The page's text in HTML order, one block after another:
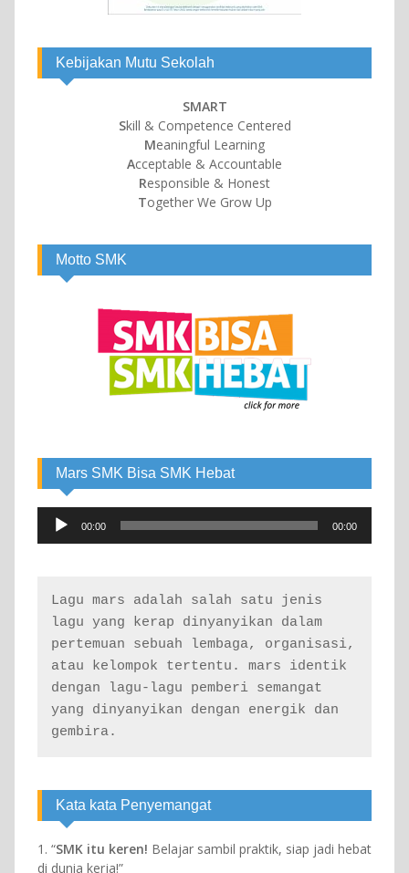
Kebijakan Mutu Sekolah
SMART
Skill & Competence Centered
Meaningful Learning
Acceptable & Accountable
Responsible & Honest
Together We Grow Up
Motto SMK
Mars SMK Bisa SMK Hebat
Audio
Player
00:00 00:00
Lagu mars adalah salah satu jenis
lagu yang kerap dinyanyikan dalam
pertemuan sebuah lembaga, organisasi,
atau kelompok tertentu. mars identik
dengan lagu-lagu pemberi semangat
yang dinyanyikan dengan energik dan
gembira.
Kata kata Penyemangat
1. “SMK itu keren! Belajar sambil praktik, siap jadi hebat
di dunia kerja!”